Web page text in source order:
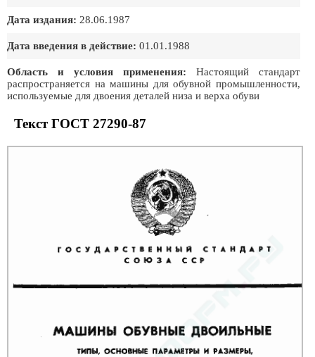
Дата издания: 28.06.1987
Дата введения в действие: 01.01.1988
Область и условия применения: Настоящий стандарт
распространяется на машины для обувной промышленности,
используемые для двоения деталей низа и верха обуви
Текст ГОСТ 27290-87